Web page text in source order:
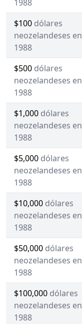
1988
$100 dólares
neozelandeses en
1988
$500 dólares
neozelandeses en
1988
$1,000 dólares
neozelandeses en
1988
$5,000 dólares
neozelandeses en
1988
$10,000 dólares
neozelandeses en
1988
$50,000 dólares
neozelandeses en
1988
$100,000 dólares
neozelandeses en
1988